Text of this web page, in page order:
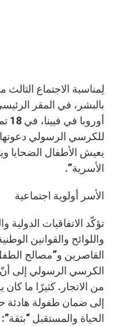
لِمناسبة الاجتماع
بالبشر، في المقر
للكرسي الرسولي
يعيش الأطفال الضحايا
الأسرية”.
الأسر أولوية اجتماعية
تؤكّد الاتفاقيات الدولية
واللوائح والقوانين
القاصرين و”مصالح
الكرسي الرسولي إلى أنّ
من الاتجار. كثيرًا ما
إلى ضمان طفولة هادئة
الحياة والمستقبل